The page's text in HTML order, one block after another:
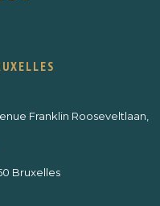
Franklin Rooseveltlaan,
Bruxelles